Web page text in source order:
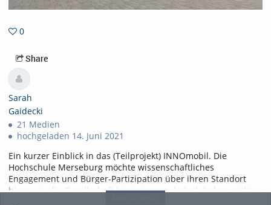
0
Share
Sarah
Gaidecki
21 Medien
hochgeladen 14. Juni 2021
Ein kurzer Einblick in das (Teilprojekt) INNOmobil. Die
Hochschule Merseburg möchte wissenschaftliches
Engagement und Bürger-Partizipation über ihren Standort
hinaus in die Gesellschaft hineintragen. Jedoch haben nicht